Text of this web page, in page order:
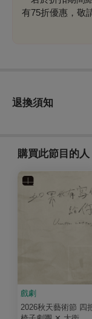
有75折優惠，敬
退換須知
購買此節目的
戲劇
2026秋天藝術節 四